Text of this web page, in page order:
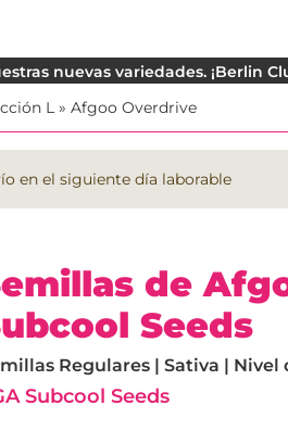
nuevas variedades. ¡Berlin
L » Afgoo Overdrive
en el siguiente día laborable
de
Seeds
Regulares | Sativa | Nivel
Subcool Seeds